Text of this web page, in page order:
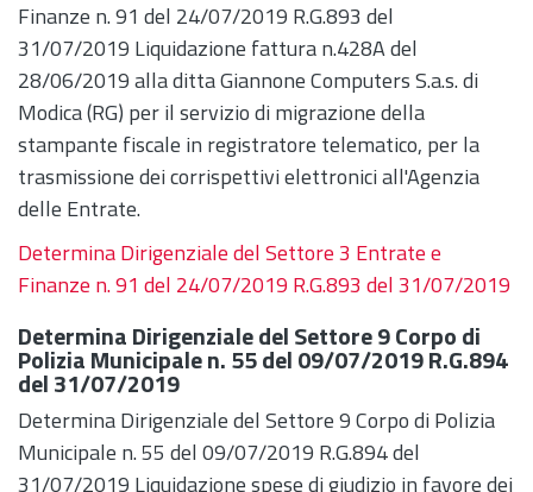
Finanze n. 91 del 24/07/2019 R.G.893 del
31/07/2019 Liquidazione fattura n.428A del
28/06/2019 alla ditta Giannone Computers S.a.s. di
Modica (RG) per il servizio di migrazione della
stampante fiscale in registratore telematico, per la
trasmissione dei corrispettivi elettronici all'Agenzia
delle Entrate.
Determina Dirigenziale del Settore 3 Entrate e
Finanze n. 91 del 24/07/2019 R.G.893 del 31/07/2019
Determina Dirigenziale del Settore 9 Corpo di
Polizia Municipale n. 55 del 09/07/2019 R.G.894
del 31/07/2019
Determina Dirigenziale del Settore 9 Corpo di Polizia
Municipale n. 55 del 09/07/2019 R.G.894 del
31/07/2019 Liquidazione spese di giudizio in favore dei